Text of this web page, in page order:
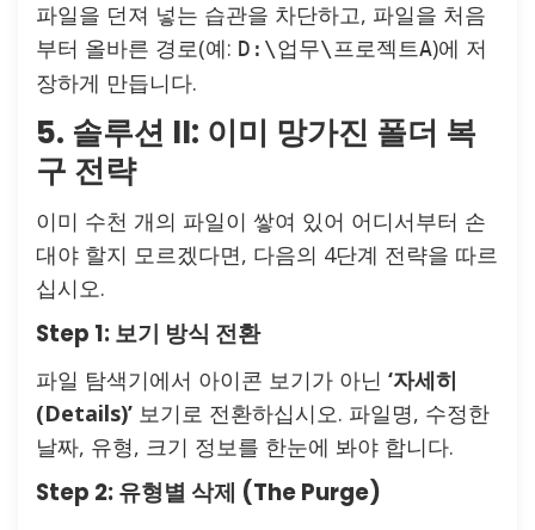
파일을 던져 넣는 습관을 차단하고, 파일을 처음
부터 올바른 경로(예: D:\업무\프로젝트A)에 저
장하게 만듭니다.
5. 솔루션 II: 이미 망가진 폴더 복
구 전략
이미 수천 개의 파일이 쌓여 있어 어디서부터 손
대야 할지 모르겠다면, 다음의 4단계 전략을 따르
십시오.
Step 1: 보기 방식 전환
파일 탐색기에서 아이콘 보기가 아닌 ‘자세히
(Details)’ 보기로 전환하십시오. 파일명, 수정한
날짜, 유형, 크기 정보를 한눈에 봐야 합니다.
Step 2: 유형별 삭제 (The Purge)